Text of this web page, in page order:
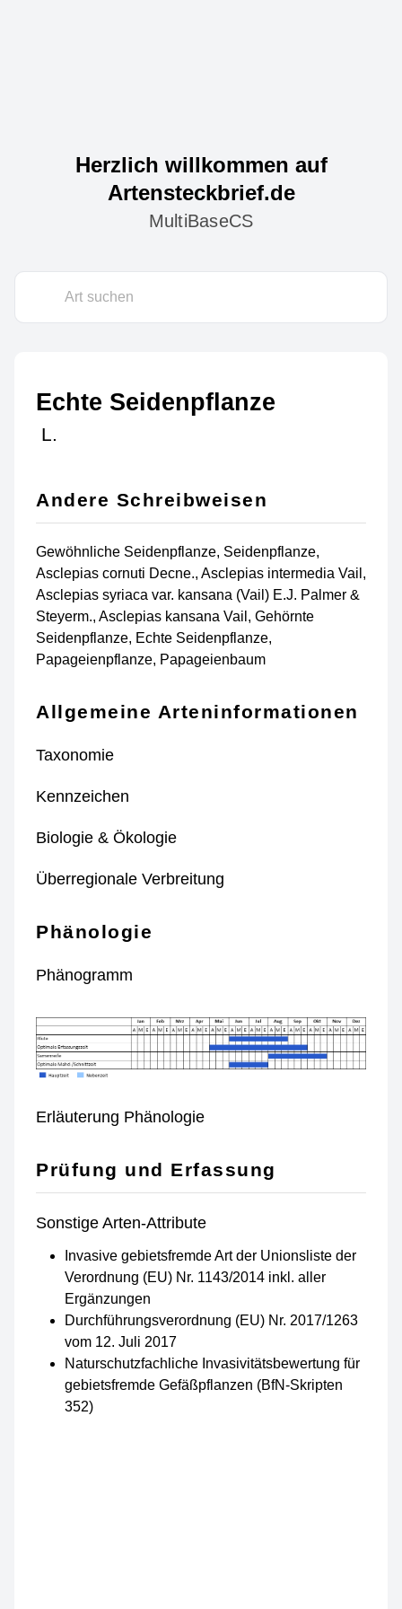
Herzlich willkommen auf
Artensteckbrief.de
MultiBaseCS
Echte Seidenpflanze
L.
Andere Schreibweisen
Gewöhnliche Seidenpflanze, Seidenpflanze,
Asclepias cornuti Decne., Asclepias intermedia Vail,
Asclepias syriaca var. kansana (Vail) E.J. Palmer &
Steyerm., Asclepias kansana Vail, Gehörnte
Seidenpflanze, Echte Seidenpflanze,
Papageienpflanze, Papageienbaum
Allgemeine Arteninformationen
Taxonomie
Kennzeichen
Biologie & Ökologie
Überregionale Verbreitung
Phänologie
Phänogramm
Erläuterung Phänologie
Prüfung und Erfassung
Sonstige Arten-Attribute
Invasive gebietsfremde Art der Unionsliste der
Verordnung (EU) Nr. 1143/2014 inkl. aller
Ergänzungen
Durchführungsverordnung (EU) Nr. 2017/1263
vom 12. Juli 2017
Naturschutzfachliche Invasivitätsbewertung für
gebietsfremde Gefäßpflanzen (BfN-Skripten
352)